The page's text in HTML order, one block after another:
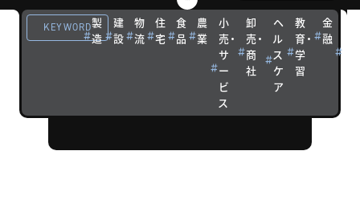
KEYWORD製
造
建
設
物
流
住
宅
食
品
農
業
小
売・
サ
ー
ビ
ス
卸
売・
商
社
ヘ
ル
ス
ケ
ア
教
育・
学
習
金
融
ト
ウェビナーや